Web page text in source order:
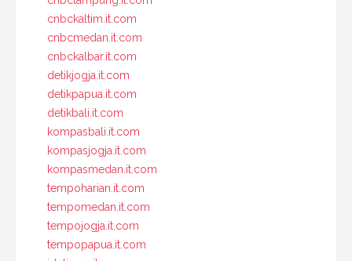
cnbckaltim.it.com
cnbcmedan.it.com
cnbckalbar.it.com
detikjogja.it.com
detikpapua.it.com
detikbali.it.com
kompasbali.it.com
kompasjogja.it.com
kompasmedan.it.com
tempoharian.it.com
tempomedan.it.com
tempojogja.it.com
tempopapua.it.com